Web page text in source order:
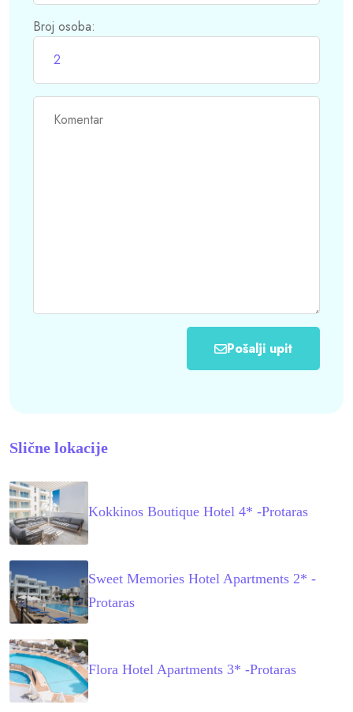
Broj osoba:
Pošalji upit
Slične lokacije
Kokkinos Boutique Hotel 4* -Protaras
Sweet Memories Hotel Apartments 2* -
Protaras
Flora Hotel Apartments 3* -Protaras